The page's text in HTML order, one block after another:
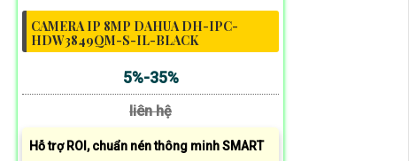
CAMERA IP 8MP DAHUA DH-IPC-
HDW3849QM-S-IL-BLACK
5%-35%
liên hệ
Hỗ trợ ROI, chuẩn nén thông minh SMART